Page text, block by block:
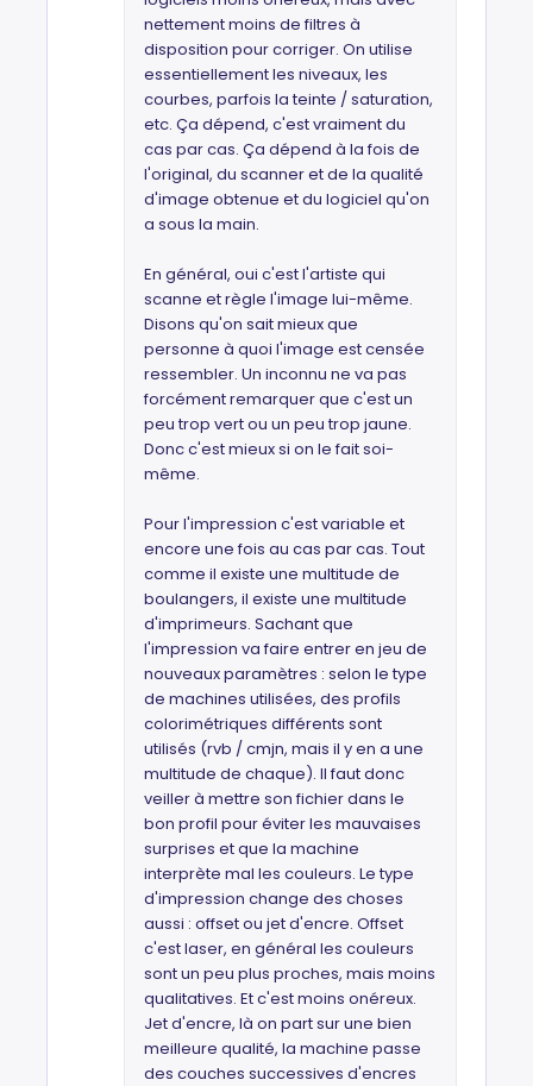
nettement moins de filtres à
disposition pour corriger. On utilise
essentiellement les niveaux, les
courbes, parfois la teinte / saturation,
etc. Ça dépend, c'est vraiment du
cas par cas. Ça dépend à la fois de
l'original, du scanner et de la qualité
d'image obtenue et du logiciel qu'on
a sous la main.
En général, oui c'est l'artiste qui
scanne et règle l'image lui-même.
Disons qu'on sait mieux que
personne à quoi l'image est censée
ressembler. Un inconnu ne va pas
forcément remarquer que c'est un
peu trop vert ou un peu trop jaune.
Donc c'est mieux si on le fait soi-
même.
Pour l'impression c'est variable et
encore une fois au cas par cas. Tout
comme il existe une multitude de
boulangers, il existe une multitude
d'imprimeurs. Sachant que
l'impression va faire entrer en jeu de
nouveaux paramètres : selon le type
de machines utilisées, des profils
colorimétriques différents sont
utilisés (rvb / cmjn, mais il y en a une
multitude de chaque). Il faut donc
veiller à mettre son fichier dans le
bon profil pour éviter les mauvaises
surprises et que la machine
interprète mal les couleurs. Le type
d'impression change des choses
aussi : offset ou jet d'encre. Offset
c'est laser, en général les couleurs
sont un peu plus proches, mais moins
qualitatives. Et c'est moins onéreux.
Jet d'encre, là on part sur une bien
meilleure qualité, la machine passe
des couches successives d'encres